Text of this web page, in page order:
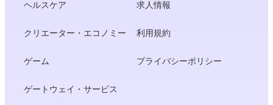
ヘルスケア
クリエーター・エコノミー
ゲーム
ゲートウェイ・サービス
求人情報
利用規約
プライバシーポリシー